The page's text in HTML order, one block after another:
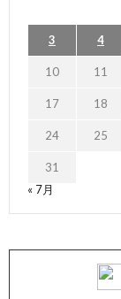
3 4
10 11
17 18
24 25
31
« 7月